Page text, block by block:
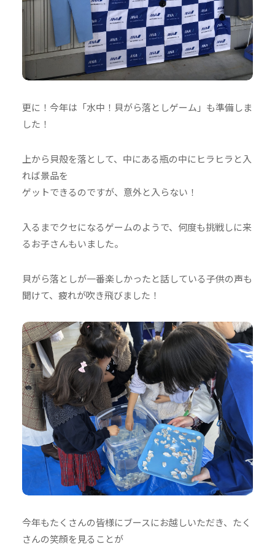
更に！今年は「水中！貝がら落としゲーム」も準備しま
した！
上から貝殻を落として、中にある瓶の中にヒラヒラと入
れば景品を
ゲットできるのですが、意外と入らない！
入るまでクセになるゲームのようで、何度も挑戦しに来
るお子さんもいました。
貝がら落としが一番楽しかったと話している子供の声も
聞けて、疲れが吹き飛びました！
今年もたくさんの皆様にブースにお越しいただき、たく
さんの笑顔を見ることが